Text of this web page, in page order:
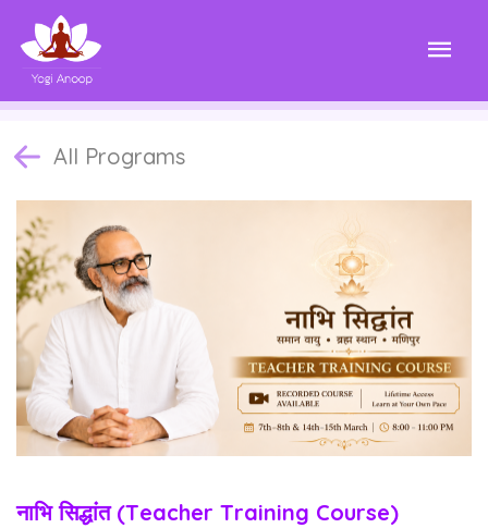
All Programs
नाभि सिद्धांत (Teacher Training Course)